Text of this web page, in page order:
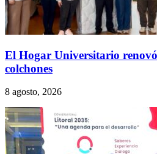
El Hogar Universitario
colchones
8 agosto, 2026